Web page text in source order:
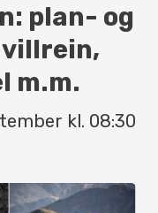
plan- og
m.m.
kl. 08:30